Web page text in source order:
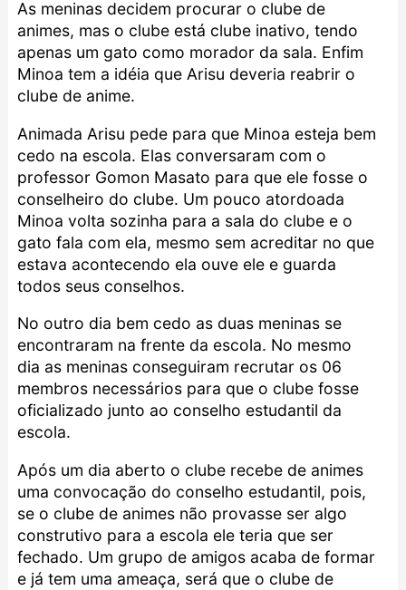
As meninas decidem procurar o clube de
animes, mas o clube está clube inativo, tendo
apenas um gato como morador da sala. Enfim
Minoa tem a idéia que Arisu deveria reabrir o
clube de anime.
Animada Arisu pede para que Minoa esteja bem
cedo na escola. Elas conversaram com o
professor Gomon Masato para que ele fosse o
conselheiro do clube. Um pouco atordoada
Minoa volta sozinha para a sala do clube e o
gato fala com ela, mesmo sem acreditar no que
estava acontecendo ela ouve ele e guarda
todos seus conselhos.
No outro dia bem cedo as duas meninas se
encontraram na frente da escola. No mesmo
dia as meninas conseguiram recrutar os 06
membros necessários para que o clube fosse
oficializado junto ao conselho estudantil da
escola.
Após um dia aberto o clube recebe de animes
uma convocação do conselho estudantil, pois,
se o clube de animes não provasse ser algo
construtivo para a escola ele teria que ser
fechado. Um grupo de amigos acaba de formar
e já tem uma ameaça, será que o clube de